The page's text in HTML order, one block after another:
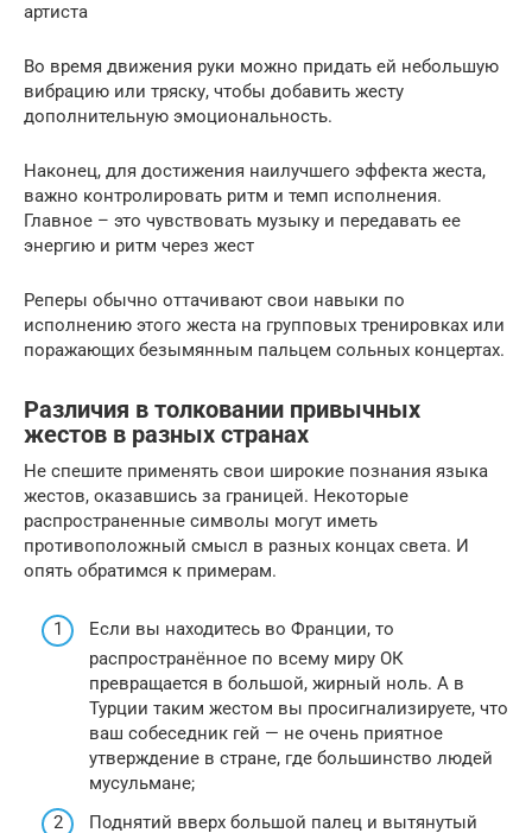
артиста
Во время движения руки можно придать ей небольшую
вибрацию или тряску, чтобы добавить жесту
дополнительную эмоциональность.
Наконец, для достижения наилучшего эффекта жеста,
важно контролировать ритм и темп исполнения.
Главное – это чувствовать музыку и передавать ее
энергию и ритм через жест
Реперы обычно оттачивают свои навыки по
исполнению этого жеста на групповых тренировках или
поражающих безымянным пальцем сольных концертах.
Различия в толковании привычных
жестов в разных странах
Не спешите применять свои широкие познания языка
жестов, оказавшись за границей. Некоторые
распространенные символы могут иметь
противоположный смысл в разных концах света. И
опять обратимся к примерам.
Если вы находитесь во Франции, то
распространённое по всему миру ОК
превращается в большой, жирный ноль. А в
Турции таким жестом вы просигнализируете, что
ваш собеседник гей — не очень приятное
утверждение в стране, где большинство людей
мусульмане;
Поднятий вверх большой палец и вытянутый